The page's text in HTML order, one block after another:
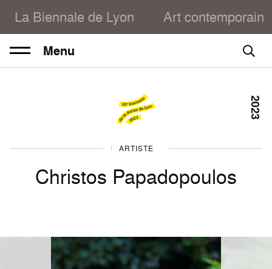
La Biennale de Lyon Art contemporain
Menu
DANSE 2023
ARTISTE
Christos Papadopoulos
2023